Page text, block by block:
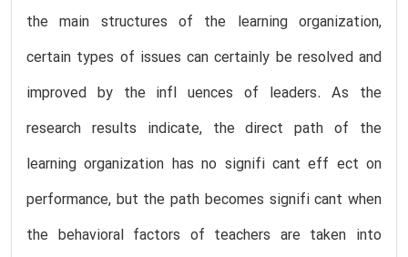
the main structures of the learning organization,
certain types of issues can certainly be resolved and
improved by the infl uences of leaders. As the
research results indicate, the direct path of the
learning organization has no signifi cant eff ect on
performance, but the path becomes signifi cant when
the behavioral factors of teachers are taken into